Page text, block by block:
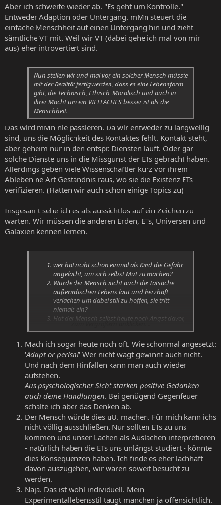
Aber ich schweife wieder ab. "Es geht um Kontrolle."
Entweder Adaption oder Untergang. mMn steuert die
einfache Menschheit auf einen Untergang hin und zieht
sämtliche VT mit. Weil wir VT (dabei gehe ich mal von mir
aus) eher introvertiert sind.
Nun stellen wir und mal vor, ein solcher Mensch müsste
mit der Realität fertigwerden, dass es eine Lebensform
gibt, die Technisch, Ethisch, Moralisch und auch in
ihrer Macht um ein VIELFACHES besser ist als die
Menschheit.
Das wird mMn nie passieren. Da wir entweder zu langweilig
sind, uns die Möglichkeit des Kontaktes fehlt. Kontakt steht,
aber geheim nur in den entspr. Diensten läuft. Oder gar
solche Dienste uns in die Missgunst der ETs gebracht haben.
Allerdings geben viele Wissenschaftler kurz vor ihrem
Ableben ne Art Geständnis raus, wo sie die Existenz ETs
verifizieren. (Hatten wir auch schon einige Topics zu)
Insgesamt sehe ich es als aussichtlos auf ein Zeichen zu
warten. Wir müssen die anderen Erden, ETs, Universen und
Galaxien kennen lernen.
wer hat nciht schon einmal als Kind die Gefahr
angelacht, um sich selbst Mut zu machen?
Würde der Mensch nicht auch die Tatsache
außerirdischen Lebens laut und herzhaft
verlachen um dabei still zu hoffen, sie tritt
niemals ein?
Hat der Mensch selbst heute noch Angst davor,
Mach ich sogar heute noch oft. Wie schonmal angesetzt:
'Adapt or perish!' Wer nicht wagt gewinnt auch nicht.
Und nach dem Hinfallen kann man auch wieder
aufstehen.
Aus psyschologischer Sicht stärken positive Gedanken
auch deine Handlungen. Bei genügend Gegenfeuer
schalte ich aber das Denken ab.
Der Mensch würde dies uU. machen. Für mich kann ichs
nicht völlig ausschließen. Nur sollten ETs zu uns
kommen und unser Lachen als Auslachen interpretieren
- natürlich haben die ETs uns unlängst studiert - könnte
dies Konsequenzen haben. Ich finde es eher lachhaft
davon auszugehen, wir wären soweit besucht zu
werden.
Naja. Das ist wohl individuell. Mein
Experimentallebensstil taugt manchen ja offensichtlich.